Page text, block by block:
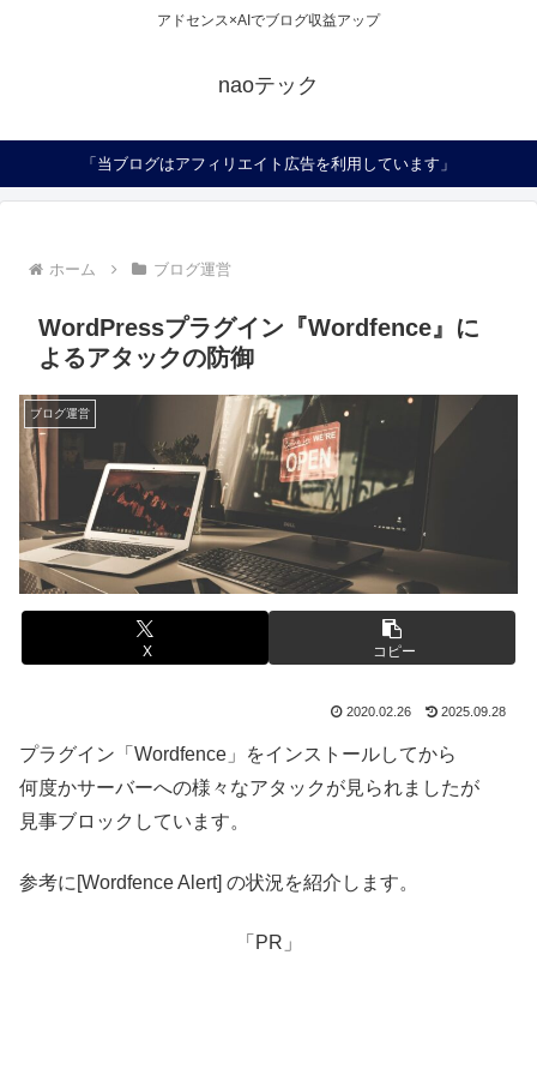
アドセンス×AIでブログ収益アップ
naoテック
「当ブログはアフィリエイト広告を利用しています」
ホーム ブログ運営
WordPressプラグイン『Wordfence』に
よるアタックの防御
ブログ運営
X コピー
2020.02.26 2025.09.28
プラグイン「Wordfence」をインストールしてから
何度かサーバーへの様々なアタックが見られましたが
見事ブロックしています。
参考に[Wordfence Alert] の状況を紹介します。
「PR」